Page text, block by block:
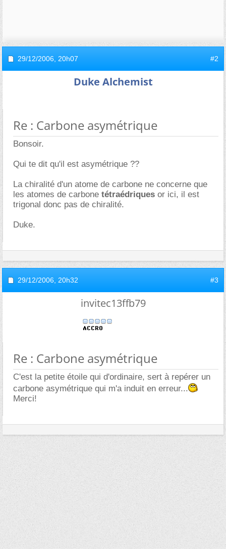
29/12/2006, 20h07 #2
Duke Alchemist
Re : Carbone asymétrique
Bonsoir.
Qui te dit qu'il est asymétrique ??
La chiralité d'un atome de carbone ne concerne que
les atomes de carbone tétraédriques or ici, il est
trigonal donc pas de chiralité.
Duke.
29/12/2006, 20h32 #3
invitec13ffb79
Re : Carbone asymétrique
C'est la petite étoile qui d'ordinaire, sert à repérer un
carbone asymétrique qui m'a induit en erreur...
Merci!